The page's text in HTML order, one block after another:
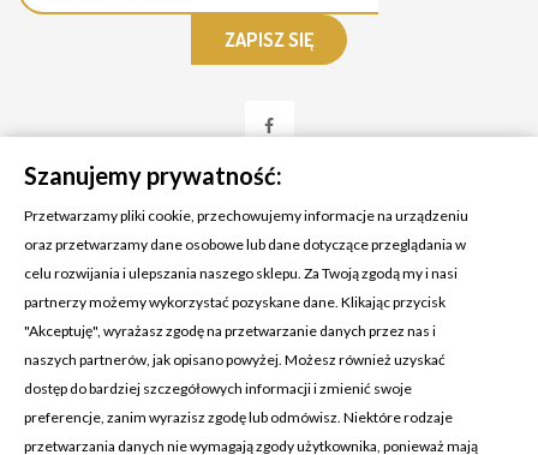
KONTAKT Z NAMI
Adres:
Cosmetic4car
Budzisz 73A
39-200 Dębica
Dominik:
Szanujemy prywatność:
Przetwarzamy pliki cookie, przechowujemy informacje na urządzeniu
oraz przetwarzamy dane osobowe lub dane dotyczące przeglądania w
celu rozwijania i ulepszania naszego sklepu. Za Twoją zgodą my i nasi
partnerzy możemy wykorzystać pozyskane dane. Klikając przycisk
"Akceptuję", wyrażasz zgodę na przetwarzanie danych przez nas i
naszych partnerów, jak opisano powyżej. Możesz również uzyskać
dostęp do bardziej szczegółowych informacji i zmienić swoje
preferencje, zanim wyrazisz zgodę lub odmówisz. Niektóre rodzaje
przetwarzania danych nie wymagają zgody użytkownika, ponieważ mają